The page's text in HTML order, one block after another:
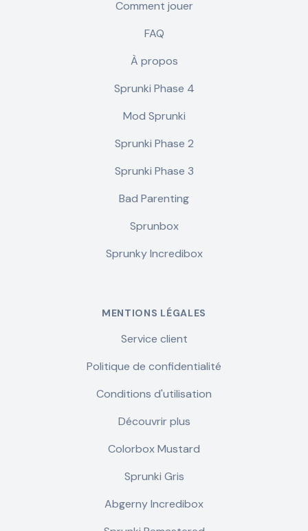
Comment jouer
FAQ
À propos
Sprunki Phase 4
Mod Sprunki
Sprunki Phase 2
Sprunki Phase 3
Bad Parenting
Sprunbox
Sprunky Incredibox
MENTIONS LÉGALES
Service client
Politique de confidentialité
Conditions d'utilisation
Découvrir plus
Colorbox Mustard
Sprunki Gris
Abgerny Incredibox